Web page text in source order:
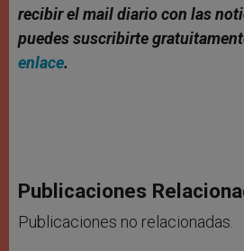
recibir el mail diario con las
puedes suscribirte
enlace.
Publicaciones
Publicaciones no relacionadas.